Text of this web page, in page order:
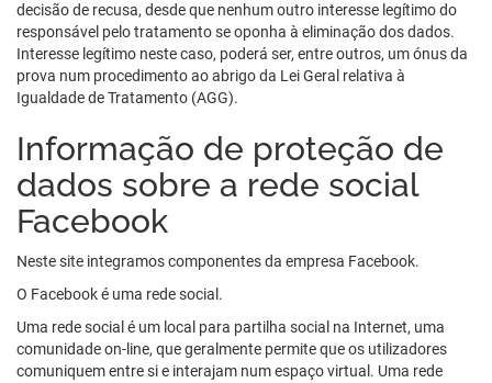
decisão de recusa, desde que nenhum outro interesse legítimo do
responsável pelo tratamento se oponha à eliminação dos dados.
Interesse legítimo neste caso, poderá ser, entre outros, um ónus da
prova num procedimento ao abrigo da Lei Geral relativa à
Igualdade de Tratamento (AGG).
Informação de proteção de
dados sobre a rede social
Facebook
Neste site integramos componentes da empresa Facebook.
O Facebook é uma rede social.
Uma rede social é um local para partilha social na Internet, uma
comunidade on-line, que geralmente permite que os utilizadores
comuniquem entre si e interajam num espaço virtual. Uma rede